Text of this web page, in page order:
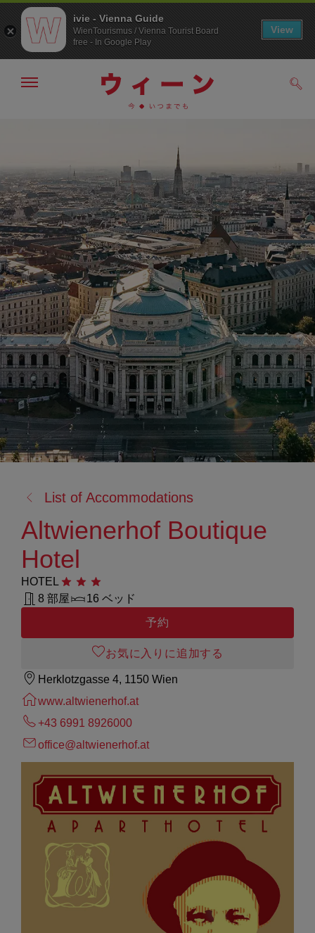
へ
ジ
の
ト
ッ
プ
へ
メ
非
表
示
る:
List of Accommodations
Altwienerhof Boutique
Hotel
HOTEL 星3つ
8 部屋
16 ベッド
予約
お気に入りに追加する
Herklotzgasse 4, 1150 Wien
www.altwienerhof.at
+43 6991 8926000
office@altwienerhof.at
ivie - Vienna Guide
WienTourismus / Vienna Tourist Board
free - In Google Play
View